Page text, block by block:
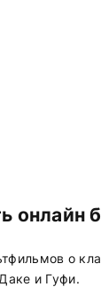
онлайн
о
и Гуфи.